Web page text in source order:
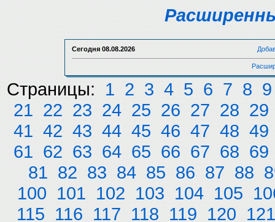
Сегодня 08.08.2026
Страницы: 1 2 3 4 5 6 7 8 9
21 22 23 24 25 26 27 28 29
41 42 43 44 45 46 47 48 49
61 62 63 64 65 66 67 68 69
81 82 83 84 85 86 87 88
100 101 102 103 104 105
115 116 117 118 119 120 121